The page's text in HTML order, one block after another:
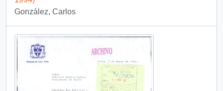
González, Carlos